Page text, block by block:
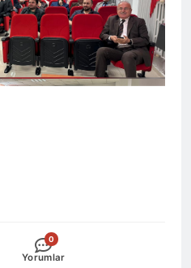
0
Yorumlar